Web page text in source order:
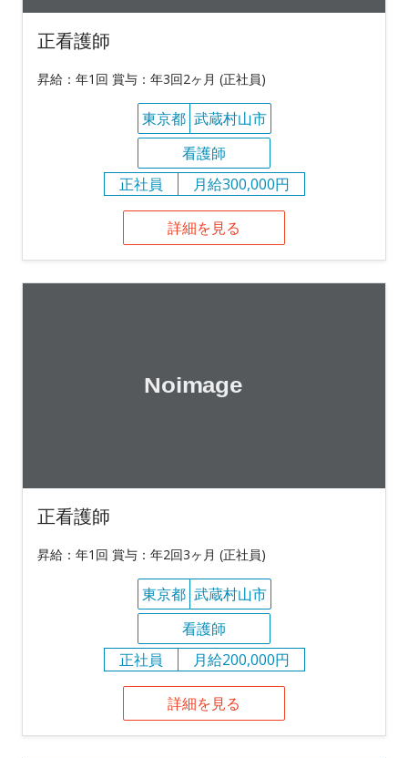
正看護師
昇給：年1回 賞与：年3回2ヶ月 (正社員)
東京都 武蔵村山市
看護師
正社員
月給300,000円
詳細を見る
正看護師
昇給：年1回 賞与：年2回3ヶ月 (正社員)
東京都 武蔵村山市
看護師
正社員
月給200,000円
詳細を見る